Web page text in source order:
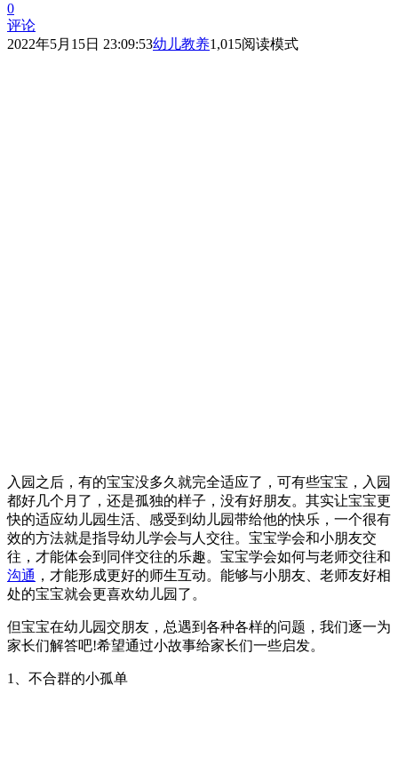
0
评论
2022年5月15日 23:09:53幼儿教养1,015阅读模式
入园之后，有的宝宝没多久就完全适应了，可有些宝宝，入园
都好几个月了，还是孤独的样子，没有好朋友。其实让宝宝更
快的适应幼儿园生活、感受到幼儿园带给他的快乐，一个很有
效的方法就是指导幼儿学会与人交往。宝宝学会和小朋友交
往，才能体会到同伴交往的乐趣。宝宝学会如何与老师交往和
沟通 ，才能形成更好的师生互动。能够与小朋友、老师友好相
处的宝宝就会更喜欢幼儿园了。
但宝宝在幼儿园交朋友，总遇到各种各样的问题，我们逐一为
家长们解答吧!希望通过小故事给家长们一些启发。
1、不合群的小孤单